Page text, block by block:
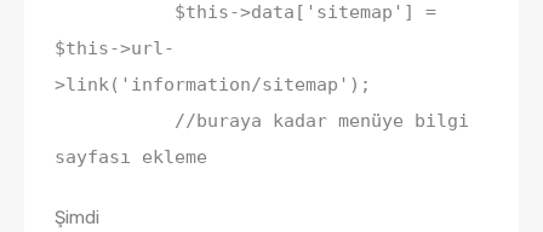
$this->data['sitemap'] =
$this->url-
>link('information/sitemap');
//buraya kadar menüye bilgi
sayfası ekleme
Şimdi